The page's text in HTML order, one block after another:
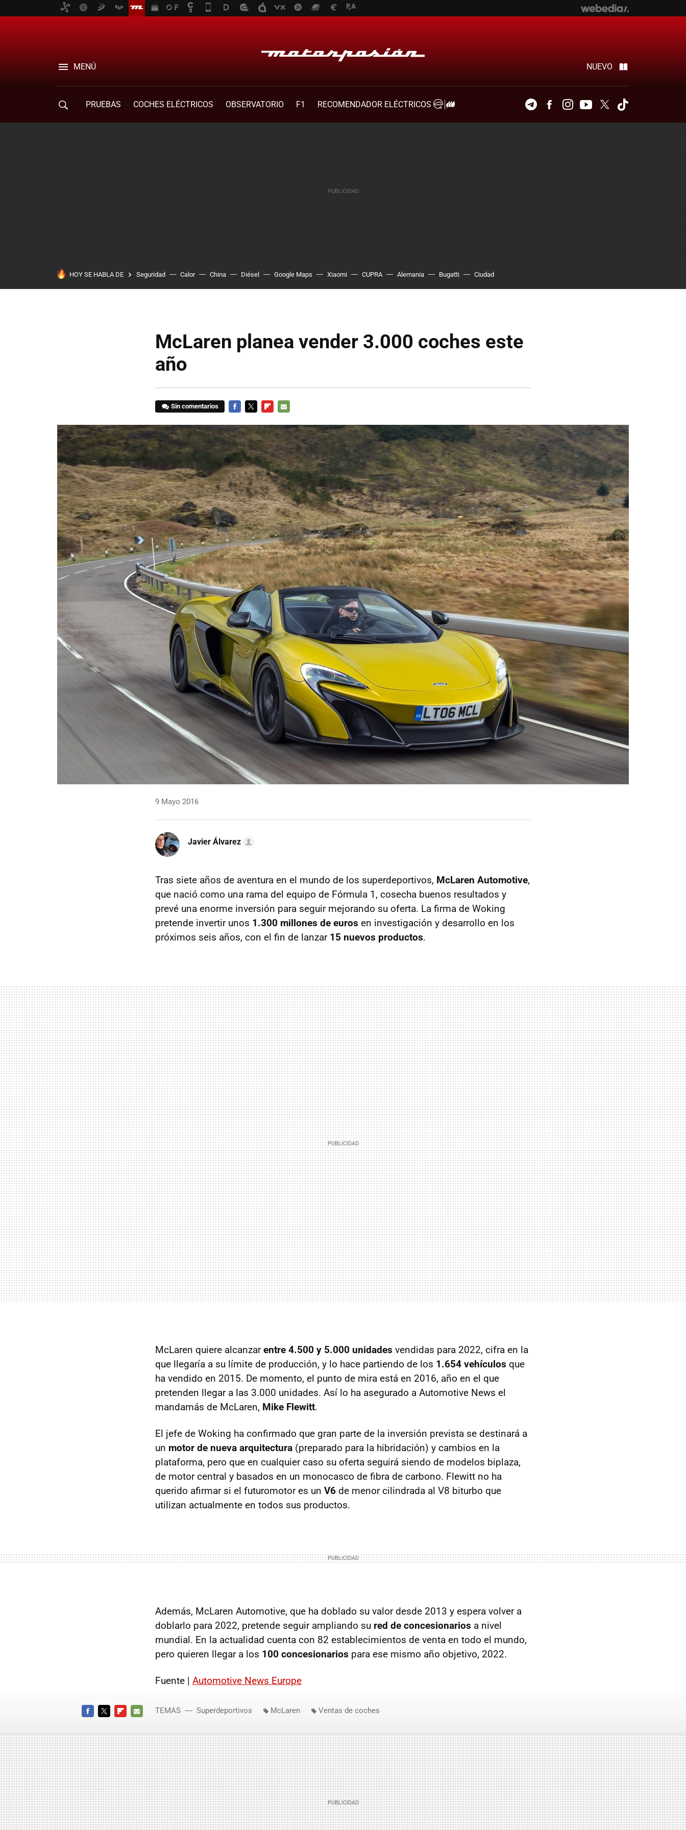
MENÚ NUEVO
PRUEBAS COCHES ELÉCTRICOS OBSERVATORIO F1
RECOMENDADOR ELÉCTRICOS
TelegramFacebookInstagramYoutubeTwitter
HOY SE HABLA DE Seguridad Calor China Diésel Google Maps Xiaomi CUPRA Alemania Bugatti Ciudad
McLaren planea vender 3.000 coches este
año
Sin comentarios
MAIL
9 Mayo 2016
Javier Álvarez
Tras siete años de aventura en el mundo de los superdeportivos, McLaren Automotive,
que nació como una rama del equipo de Fórmula 1, cosecha buenos resultados y
prevé una enorme inversión para seguir mejorando su oferta. La firma de Woking
pretende invertir unos 1.300 millones de euros en investigación y desarrollo en los
próximos seis años, con el fin de lanzar 15 nuevos productos.
McLaren quiere alcanzarentre 4.500 y 5.000 unidades vendidas para 2022, cifra en la
que llegaría a su límite de producción, y lo hace partiendo de los 1.654 vehículos que
ha vendido en 2015. De momento, el punto de mira está en 2016, año en el que
pretenden llegar a las 3.000 unidades. Así lo ha asegurado a Automotive News el
mandamás de McLaren, Mike Flewitt.
El jefe de Woking ha confirmado que gran parte de la inversión prevista se destinará a
un motor de nueva arquitectura (preparado para la hibridación) y cambios en la
plataforma, pero que en cualquier caso su oferta seguirá siendo de modelos biplaza,
de motor central y basados en un monocasco de fibra de carbono. Flewitt no ha
querido afirmar si el futuromotor es un V6 de menor cilindrada al V8 biturbo que
utilizan actualmente en todos sus productos.
Además, McLaren Automotive, que ha doblado su valor desde 2013 y espera volver a
doblarlo para 2022, pretende seguir ampliando su red de concesionarios a nivel
mundial. En la actualidad cuenta con 82 establecimientos de venta en todo el mundo,
pero quieren llegar a los 100 concesionarios para ese mismo año objetivo, 2022.
Fuente | Automotive News Europe
MAIL
TEMAS Superdeportivos McLaren Ventas de coches